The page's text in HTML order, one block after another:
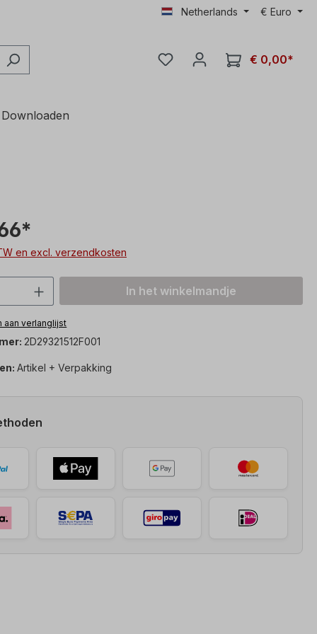
Netherlands € Euro
€ 0,00*
Downloaden
en excl. verzendkosten
Voer de gewenste
In het winkelmandje
aan verlanglijst
2D29321512F001
Artikel + Verpakking